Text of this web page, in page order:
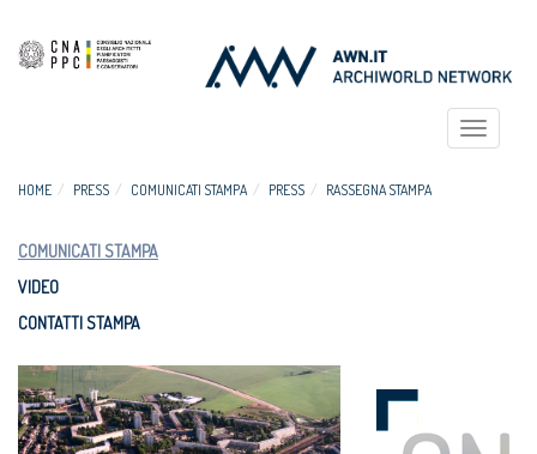
Toggle
HOME PRESS COMUNICATI STAMPA PRESS RASSEGNA STAMPA
COMUNICATI STAMPA
VIDEO
CONTATTI STAMPA